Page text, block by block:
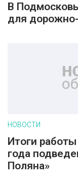
В
для
НОВОСТИ
Итоги
года
Поляна»